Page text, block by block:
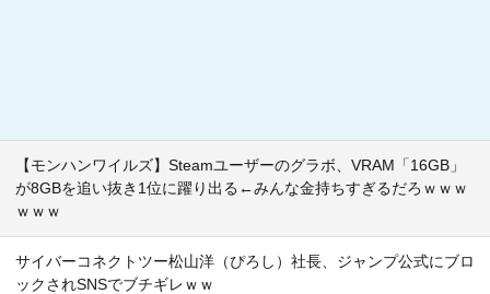
【モンハンワイルズ】Steamユーザーのグラボ、VRAM「16GB」
が8GBを追い抜き1位に躍り出る←みんな金持ちすぎるだろｗｗｗ
ｗｗｗ
サイバーコネクトツー松山洋（ぴろし）社長、ジャンプ公式にブロ
ックされSNSでブチギレｗｗ